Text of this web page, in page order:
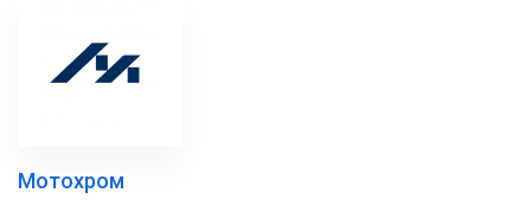
Мотохром